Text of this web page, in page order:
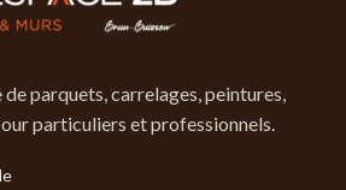
parquets, carrelages, peintures,
particuliers et professionnels.